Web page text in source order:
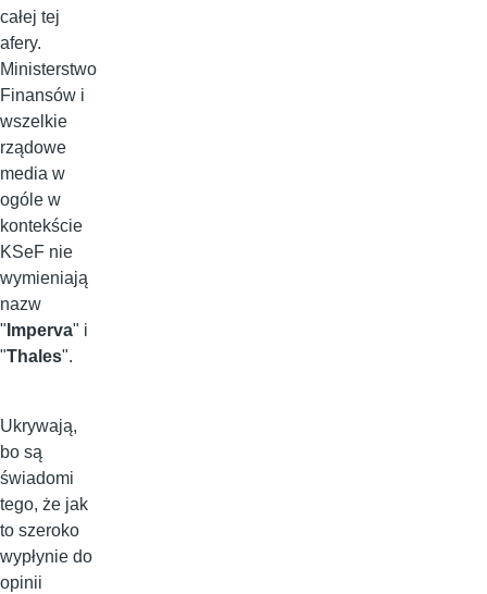
całej tej
afery.
Ministerstwo
Finansów i
wszelkie
rządowe
media w
ogóle w
kontekście
KSeF nie
wymieniają
nazw
" Imperva" i
"Thales".
Ukrywają,
bo są
świadomi
tego, że jak
to szeroko
wypłynie do
opinii